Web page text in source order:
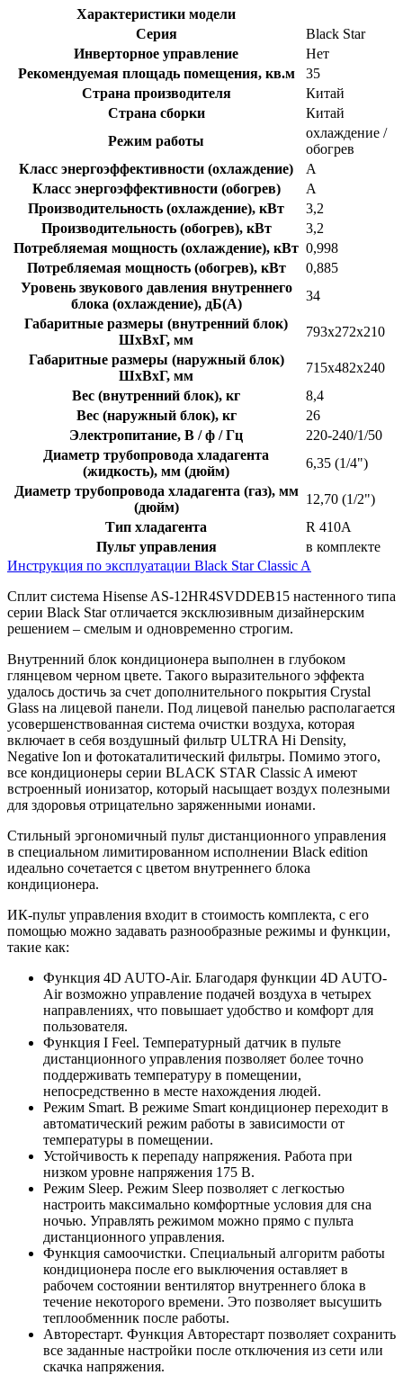
Характеристики модели
Серия
Black Star
Инверторное управление
Нет
Рекомендуемая площадь помещения, кв.м
35
Страна производителя
Китай
Страна сборки
Китай
Режим работы
охлаждение /
обогрев
Класс энергоэффективности (охлаждение)
A
Класс энергоэффективности (обогрев)
A
Производительность (охлаждение), кВт
3,2
Производительность (обогрев), кВт
3,2
Потребляемая мощность (охлаждение), кВт 0,998
Потребляемая мощность (обогрев), кВт
0,885
Уровень звукового давления внутреннего
блока (охлаждение), дБ(A)
34
Габаритные размеры (внутренний блок)
ШхВхГ, мм
793x272x210
Габаритные размеры (наружный блок)
ШхВхГ, мм
715x482x240
Вес (внутренний блок), кг
8,4
Вес (наружный блок), кг
26
Электропитание, В / ф / Гц
220-240/1/50
Диаметр трубопровода хладагента
(жидкость), мм (дюйм)
6,35 (1/4")
Диаметр трубопровода хладагента (газ), мм
(дюйм)
12,70 (1/2")
Тип хладагента
R 410A
Пульт управления
в комплекте
Инструкция по эксплуатации Black Star Classic A
Сплит система Hisense AS-12HR4SVDDEB15 настенного типа
серии Black Star отличается эксклюзивным дизайнерским
решением – смелым и одновременно строгим.
Внутренний блок кондиционера выполнен в глубоком
глянцевом черном цвете. Такого выразительного эффекта
удалось достичь за счет дополнительного покрытия Crystal
Glass на лицевой панели. Под лицевой панелью располагается
усовершенствованная система очистки воздуха, которая
включает в себя воздушный фильтр ULTRA Hi Density,
Negative Ion и фотокаталитический фильтры. Помимо этого,
все кондиционеры серии BLACK STAR Classic A имеют
встроенный ионизатор, который насыщает воздух полезными
для здоровья отрицательно заряженными ионами.
Стильный эргономичный пульт дистанционного управления
в специальном лимитированном исполнении Black edition
идеально сочетается с цветом внутреннего блока
кондиционера.
ИК-пульт управления входит в стоимость комплекта, с его
помощью можно задавать разнообразные режимы и функции,
такие как:
Функция 4D AUTO-Air. Благодаря функции 4D AUTO-
Air возможно управление подачей воздуха в четырех
направлениях, что повышает удобство и комфорт для
пользователя.
Функция I Feel. Температурный датчик в пульте
дистанционного управления позволяет более точно
поддерживать температуру в помещении,
непосредственно в месте нахождения людей.
Режим Smart. В режиме Smart кондиционер переходит в
автоматический режим работы в зависимости от
температуры в помещении.
Устойчивость к перепаду напряжения. Работа при
низком уровне напряжения 175 В.
Режим Sleep. Режим Sleep позволяет с легкостью
настроить максимально комфортные условия для сна
ночью. Управлять режимом можно прямо с пульта
дистанционного управления.
Функция самоочистки. Специальный алгоритм работы
кондиционера после его выключения оставляет в
рабочем состоянии вентилятор внутреннего блока в
течение некоторого времени. Это позволяет высушить
теплообменник после работы.
Авторестарт. Функция Авторестарт позволяет сохранить
все заданные настройки после отключения из сети или
скачка напряжения.